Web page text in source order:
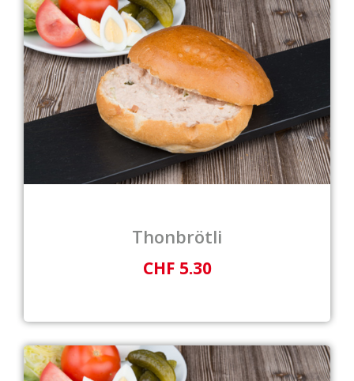
Thonbrötli
CHF 5.30